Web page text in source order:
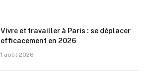
Vivre et travailler à Paris : se déplacer
efficacement en 2026
1 août 2026